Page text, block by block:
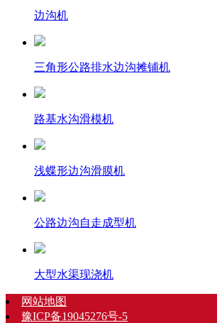
边沟机
三角形公路排水边沟摊铺机
路基水沟滑模机
浅蝶形边沟滑膜机
公路边沟自走成型机
大型水渠现浇机
网站地图
豫ICP备19045276号-5